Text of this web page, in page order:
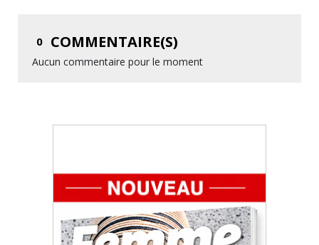
0 COMMENTAIRE(S)
Aucun commentaire pour le moment